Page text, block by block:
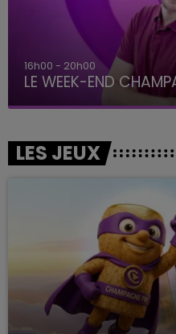
16h00 - 20h00
LE WEEK-END
LES JEUX